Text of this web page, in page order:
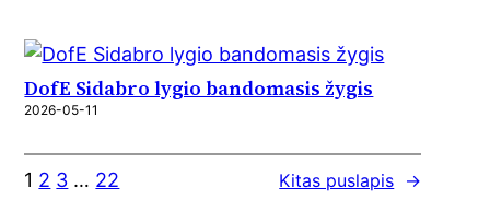
DofE Sidabro lygio bandomasis žygis
2026-05-11
1 2 3 … 22 Kitas puslapis →